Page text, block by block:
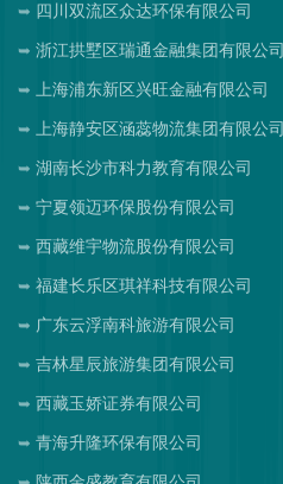
四川双流区众达环保有限公司
浙江拱墅区瑞通金融集团有限公司
上海浦东新区兴旺金融有限公司
上海静安区涵蕊物流集团有限公司
湖南长沙市科力教育有限公司
宁夏领迈环保股份有限公司
西藏维宇物流股份有限公司
福建长乐区琪祥科技有限公司
广东云浮南科旅游有限公司
吉林星辰旅游集团有限公司
西藏玉娇证券有限公司
青海升隆环保有限公司